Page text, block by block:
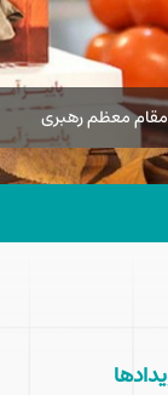
مقام معظم رهبری